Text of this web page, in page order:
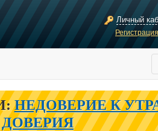
Личный
НЕДОВЕРИЕ К
ДОВЕРИЯ